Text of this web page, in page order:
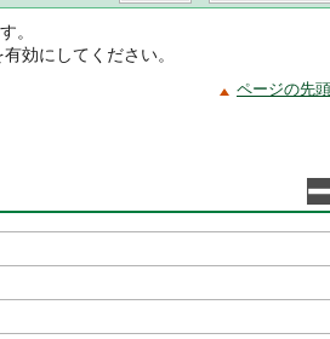
。
効にしてください。
ページの先